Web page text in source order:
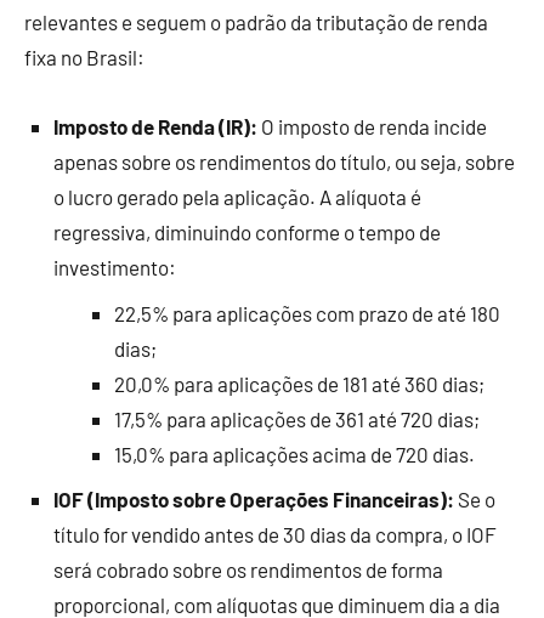
relevantes e seguem o padrão da tributação de renda
fixa no Brasil:
Imposto de Renda (IR): O imposto de renda incide
apenas sobre os rendimentos do título, ou seja, sobre
o lucro gerado pela aplicação. A alíquota é
regressiva, diminuindo conforme o tempo de
investimento:
22,5% para aplicações com prazo de até 180
dias;
20,0% para aplicações de 181 até 360 dias;
17,5% para aplicações de 361 até 720 dias;
15,0% para aplicações acima de 720 dias.
IOF (Imposto sobre Operações Financeiras): Se o
título for vendido antes de 30 dias da compra, o IOF
será cobrado sobre os rendimentos de forma
proporcional, com alíquotas que diminuem dia a dia